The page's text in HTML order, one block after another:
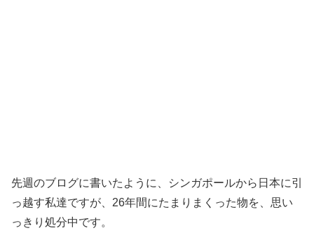
先週のブログに書いたように、シンガポールから日本に引
っ越す私達ですが、26年間にたまりまくった物を、思い
っきり処分中です。